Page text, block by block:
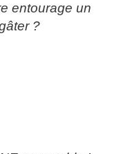
entourage un
?